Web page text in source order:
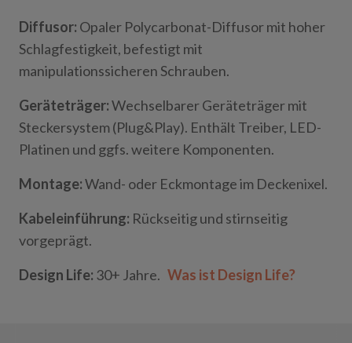
Diffusor: Opaler Polycarbonat-Diffusor mit hoher
Schlagfestigkeit, befestigt mit
manipulationssicheren Schrauben.
Geräteträger:Wechselbarer Geräteträger mit
Steckersystem (Plug&Play). Enthält Treiber, LED-
Platinen und ggfs. weitere Komponenten.
Montage:Wand- oder Eckmontage im Deckenixel.
Kabeleinführung: Rückseitig und stirnseitig
vorgeprägt.
Design Life: 30+ Jahre. Was ist Design Life?